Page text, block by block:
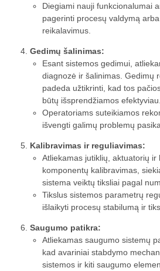
Diegiami nauji funkcionalumai
pagerinti procesų valdymą
reikalavimus.
Gedimų šalinimas:
Esant sistemos gedimui,
diagnozė ir šalinimas. Gedimų
padeda užtikrinti, kad tos
būtų išsprendžiamos efektyviau.
Operatoriams suteikiamos
išvengti galimų problemų
Kalibravimas ir reguliavimas:
Atliekamas jutiklių, aktuatorių ir
komponentų kalibravimas,
sistema veiktų tiksliai pagal
Tikslus sistemos parametrų
išlaikyti procesų stabilumą ir
Saugumo patikra:
Atliekamas saugumo sistemų
kad avariniai stabdymo
sistemos ir kiti saugumo